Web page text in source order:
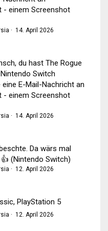
- einem Screenshot
· 14. April 2026
du hast The Rogue
Switch
E-Mail-Nachricht an
- einem Screenshot
· 14. April 2026
Da wärs mal
(Nintendo Switch)
· 12. April 2026
PlayStation 5
· 12. April 2026